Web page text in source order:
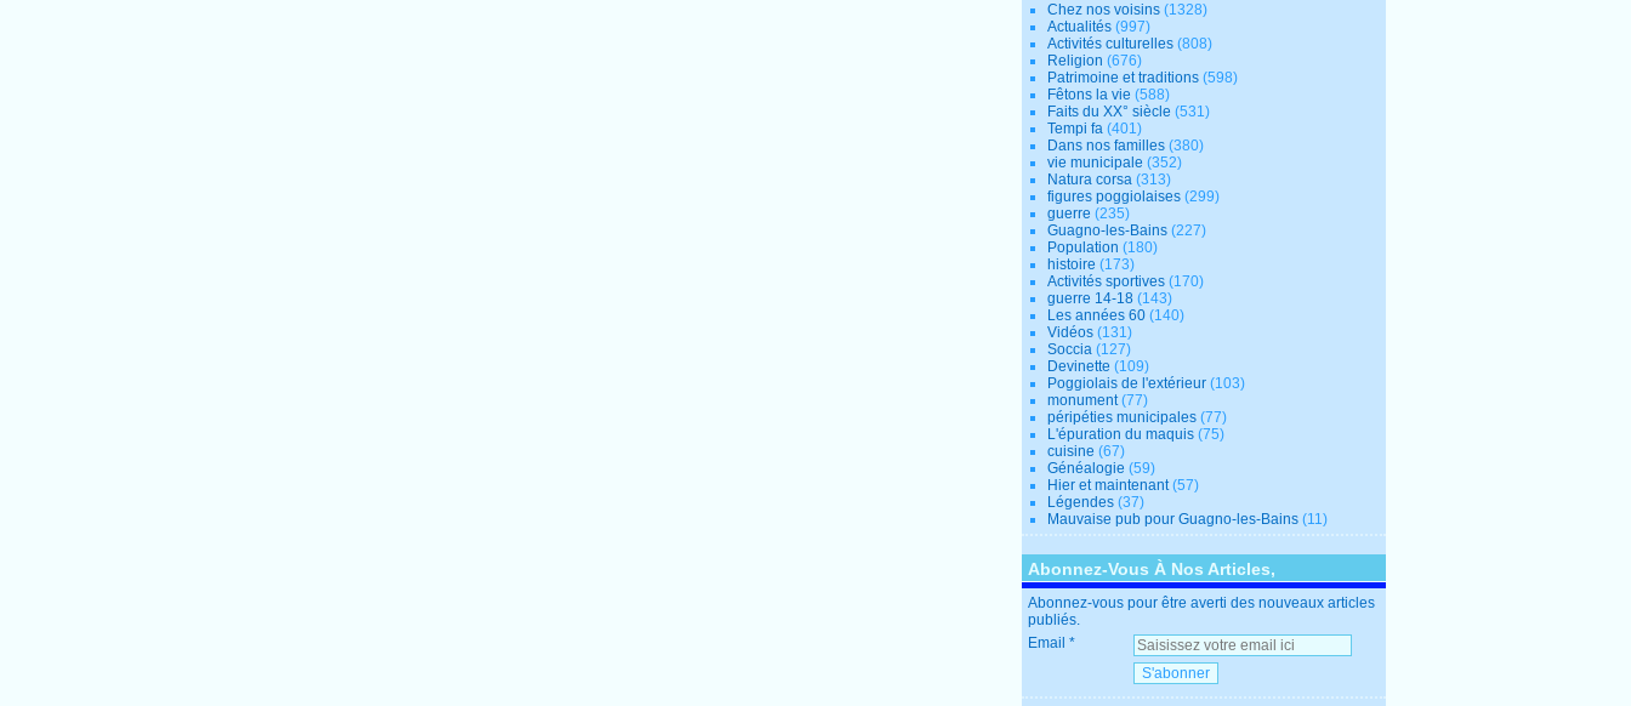
Chez nos voisins (1328)
Actualités (997)
Activités culturelles (808)
Religion (676)
Patrimoine et traditions (598)
Fêtons la vie (588)
Faits du XX° siècle (531)
Tempi fa (401)
Dans nos familles (380)
vie municipale (352)
Natura corsa (313)
figures poggiolaises (299)
guerre (235)
Guagno-les-Bains (227)
Population (180)
histoire (173)
Activités sportives (170)
guerre 14-18 (143)
Les années 60 (140)
Vidéos (131)
Soccia (127)
Devinette (109)
Poggiolais de l'extérieur (103)
monument(77)
péripéties municipales (77)
L'épuration du maquis (75)
cuisine (67)
Généalogie (59)
Hier et maintenant(57)
Légendes (37)
Mauvaise pub pour Guagno-les-Bains (11)
Abonnez-Vous À Nos Articles,
Abonnez-vous pour être averti des nouveaux articles
publiés.
Email